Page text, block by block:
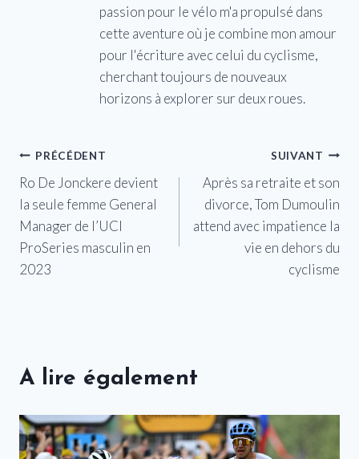
passion pour le vélo m'a propulsé dans
cette aventure où je combine mon amour
pour l'écriture avec celui du cyclisme,
cherchant toujours de nouveaux
horizons à explorer sur deux roues.
Navigation
de
l’article
PRÉCÉDENT
Ro De Jonckere devient
la seule femme General
Manager de l’UCI
ProSeries masculin en
2023
SUIVANT
Après sa retraite et son
divorce, Tom Dumoulin
attend avec impatience la
vie en dehors du
cyclisme
A lire également